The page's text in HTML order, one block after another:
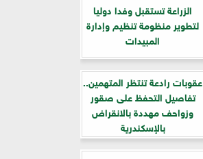
الزراعة تستقبل وفدا دوليا
لتطوير منظومة تنظيم وإدارة
المبيدات
عقوبات رادعة تنتظر المتهمين..
تفاصيل التحفظ على صقور
وزواحف مهددة بالانقراض
بالإسكندرية